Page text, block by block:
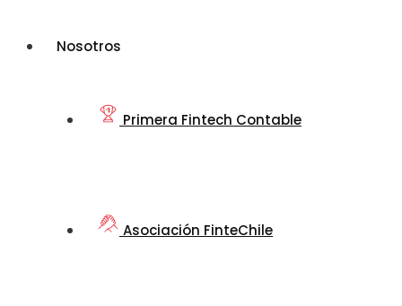
Nosotros
Primera Fintech Contable
Asociación FinteChile